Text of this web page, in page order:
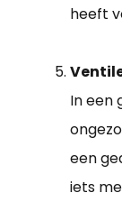
heeft
In een
een
iets